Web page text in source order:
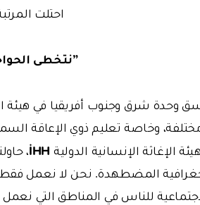
احتلت المرتبة
”نتخطى
وحدة شرق وجنوب أفريقيا في هيئة
وخاصة تعليم ذوي الإعاقة
İHH،
المضطهدة. نحن لا نعمل
للناس في المناطق التي